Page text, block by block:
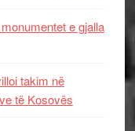
e gjalla
takim në
të Kosovës